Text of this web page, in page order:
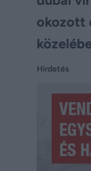
okozott
Hirdetés